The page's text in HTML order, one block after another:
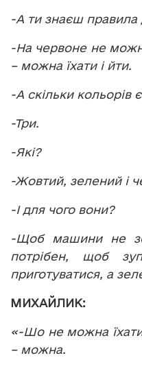
-А ти знаєш правила
-На червоне не
– можна їхати і йти.
-А скільки кольорів
-Три.
-Які?
-Жовтий, зелений і
-І для чого вони?
-Щоб машини не
потрібен, щоб
приготуватися, а
МИХАЙЛИК:
«-Шо не можна
– можна.